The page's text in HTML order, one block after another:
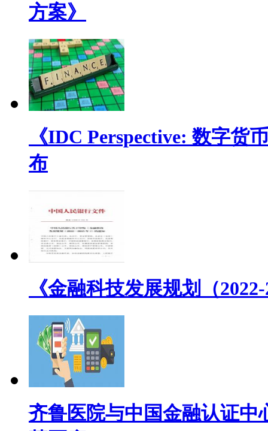
方案》
《IDC Perspective: 数字货
布
《金融科技发展规划（
齐鲁医院与中国金融认证